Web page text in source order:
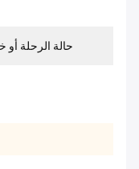
حالة الرحلة أو